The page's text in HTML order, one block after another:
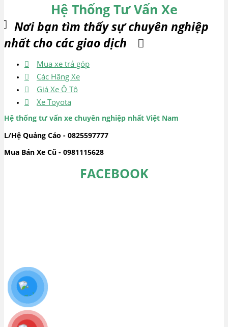
Hệ Thống Tư Vấn Xe
Nơi bạn tìm thấy sự chuyên nghiệp
nhất cho các giao dịch
Mua xe trả góp
Các Hãng Xe
Giá Xe Ô Tô
Xe Toyota
Hệ thống tư vấn xe chuyên nghiệp nhất Việt Nam
L/Hệ Quảng Cáo - 0825597777
Mua Bán Xe Cũ - 0981115628
FACEBOOK